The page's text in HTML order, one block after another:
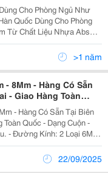
Cho Phòng Ngủ Như
Quốc Dùng Cho Phòng
Từ Chất Liệu Nhựa Abs
Là Viết Tắt Của
Styrene&Ldquo;
>1 năm
- 8Mm - Hàng Có Sẵn
- Giao Hàng Toàn
- Hàng Có Sẵn Tại Biên
- Dạng Cuộn -
Quốc Hoặc Lấy... 22/09/2025